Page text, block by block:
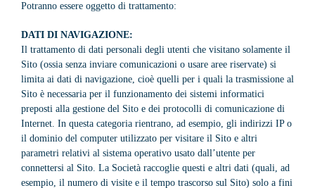
Potranno essere oggetto di trattamento:
DATI DI NAVIGAZIONE:
Il trattamento di dati personali degli utenti che visitano solamente il
Sito (ossia senza inviare comunicazioni o usare aree riservate) si
limita ai dati di navigazione, cioè quelli per i quali la trasmissione al
Sito è necessaria per il funzionamento dei sistemi informatici
preposti alla gestione del Sito e dei protocolli di comunicazione di
Internet. In questa categoria rientrano, ad esempio, gli indirizzi IP o
il dominio del computer utilizzato per visitare il Sito e altri
parametri relativi al sistema operativo usato dall’utente per
connettersi al Sito. La Società raccoglie questi e altri dati (quali, ad
esempio, il numero di visite e il tempo trascorso sul Sito) solo a fini